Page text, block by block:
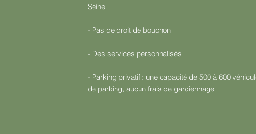
Seine
- Pas de droit de bouchon
- Des services personnalisés
- Parking privatif : une capacité de 500 à 600
de parking, aucun frais de gardiennage